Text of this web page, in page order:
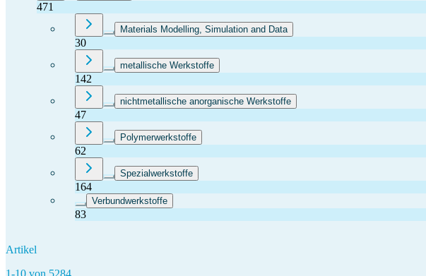
471
Materials Modelling, Simulation and Data
30
metallische Werkstoffe
142
nichtmetallische anorganische Werkstoffe
47
Polymerwerkstoffe
62
Spezialwerkstoffe
164
Verbundwerkstoffe
83
Artikel